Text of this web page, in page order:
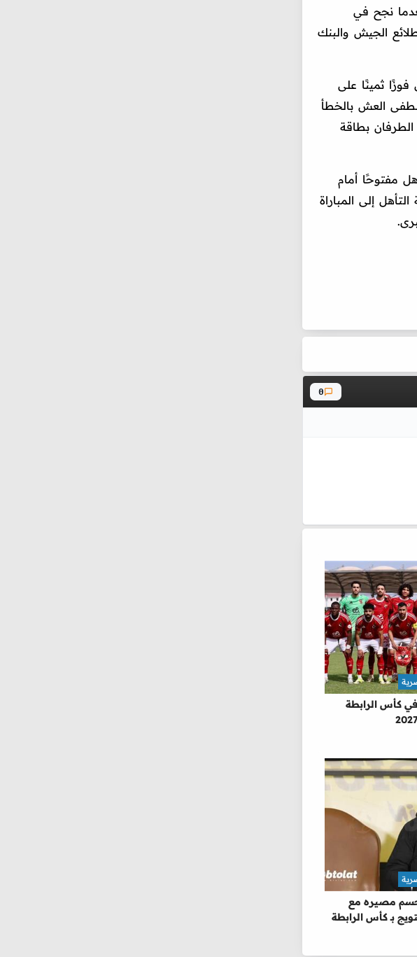
نجح في
الجيش والبنك
ثمينًا على
العش بالخطأ
بطاقة
مفتوحًا أمام
إلى المباراة
0
كأس الرابطة
مصيره مع
بـ كأس الرابطة